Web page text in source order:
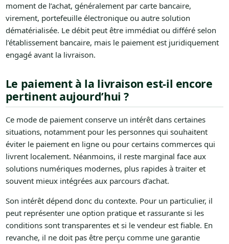
moment de l’achat, généralement par carte bancaire,
virement, portefeuille électronique ou autre solution
dématérialisée. Le débit peut être immédiat ou différé selon
l’établissement bancaire, mais le paiement est juridiquement
engagé avant la livraison.
Le paiement à la livraison est-il encore
pertinent aujourd’hui ?
Ce mode de paiement conserve un intérêt dans certaines
situations, notamment pour les personnes qui souhaitent
éviter le paiement en ligne ou pour certains commerces qui
livrent localement. Néanmoins, il reste marginal face aux
solutions numériques modernes, plus rapides à traiter et
souvent mieux intégrées aux parcours d’achat.
Son intérêt dépend donc du contexte. Pour un particulier, il
peut représenter une option pratique et rassurante si les
conditions sont transparentes et si le vendeur est fiable. En
revanche, il ne doit pas être perçu comme une garantie